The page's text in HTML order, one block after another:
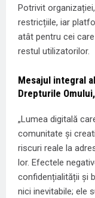
Potrivit
restricțiile, iar
atât pentru cei
restul utilizatorilor.
Mesajul integral
Drepturile
„Lumea digitală
comunitate și
riscuri reale la
lor. Efectele
confidențialității și
nici inevitabile; ele